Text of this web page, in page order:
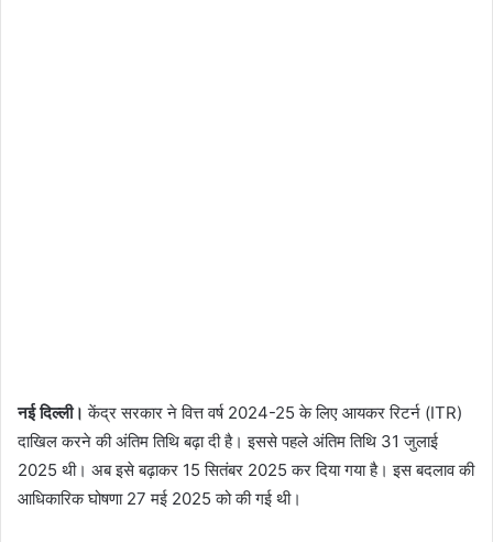
नई दिल्ली।केंद्र सरकार ने वित्त वर्ष 2024-25 के लिए आयकर रिटर्न (ITR)
दाखिल करने की अंतिम तिथि बढ़ा दी है। इससे पहले अंतिम तिथि 31 जुलाई
2025 थी। अब इसे बढ़ाकर 15 सितंबर 2025 कर दिया गया है। इस बदलाव की
आधिकारिक घोषणा 27 मई 2025 को की गई थी।